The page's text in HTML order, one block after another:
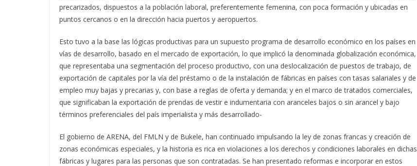
precarizados, dispuestos a la población laboral, preferentemente femenina, con poca formación y ubicadas en
puntos cercanos o en la dirección hacia puertos y aeropuertos.
Esto tuvo a la base las lógicas productivas para un supuesto programa de desarrollo económico en los países en
vías de desarrollo, basado en el mercado de exportación, lo que implicó la denominada globalización económica,
que representaba una segmentación del proceso productivo, con una deslocalización de puestos de trabajo, de
exportación de capitales por la vía del préstamo o de la instalación de fábricas en países con tasas salariales y de
empleo muy bajas y precarias y, con base a reglas de oferta y demanda; y en el marco de tratados comerciales,
que significaban la exportación de prendas de vestir e indumentaria con aranceles bajos o sin arancel y bajo
términos preferenciales del país imperialista y más desarrollado-
El gobierno de ARENA, del FMLN y de Bukele, han continuado impulsando la ley de zonas francas y creación de
zonas económicas especiales, y la historia es rica en violaciones a los derechos y condiciones laborales en dichas
fábricas y lugares para las personas que son contratadas. Se han presentado reformas e incorporar en estos